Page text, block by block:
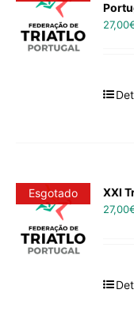
27,00
Esgotado XXI
27,00